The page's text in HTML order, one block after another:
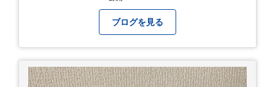
ブログを見る